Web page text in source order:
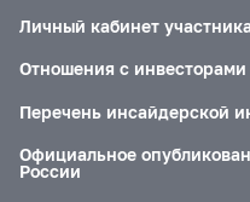
Личный кабинет
Отношения с инвесторами
Перечень инсайдерской
Официальное
России